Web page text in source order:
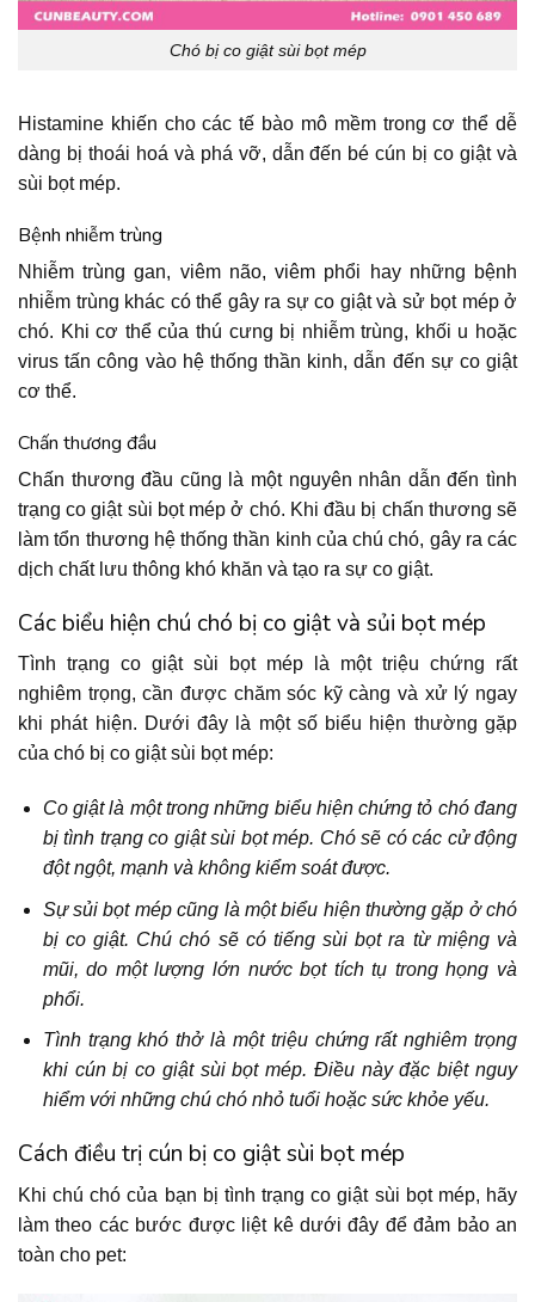
Chó bị co giật sùi bọt mép
Histamine khiến cho các tế bào mô mềm trong cơ thể dễ
dàng bị thoái hoá và phá vỡ, dẫn đến bé cún bị co giật và
sùi bọt mép.
Bệnh nhiễm trùng
Nhiễm trùng gan, viêm não, viêm phổi hay những bệnh
nhiễm trùng khác có thể gây ra sự co giật và sử bọt mép ở
chó. Khi cơ thể của thú cưng bị nhiễm trùng, khối u hoặc
virus tấn công vào hệ thống thần kinh, dẫn đến sự co giật
cơ thể.
Chấn thương đầu
Chấn thương đầu cũng là một nguyên nhân dẫn đến tình
trạng co giật sùi bọt mép ở chó. Khi đầu bị chấn thương sẽ
làm tổn thương hệ thống thần kinh của chú chó, gây ra các
dịch chất lưu thông khó khăn và tạo ra sự co giật.
Các biểu hiện chú chó bị co giật và sủi bọt mép
Tình trạng co giật sùi bọt mép là một triệu chứng rất
nghiêm trọng, cần được chăm sóc kỹ càng và xử lý ngay
khi phát hiện. Dưới đây là một số biểu hiện thường gặp
của chó bị co giật sùi bọt mép:
Co giật là một trong những biểu hiện chứng tỏ chó đang
bị tình trạng co giật sùi bọt mép. Chó sẽ có các cử động
đột ngột, mạnh và không kiểm soát được.
Sự sủi bọt mép cũng là một biểu hiện thường gặp ở chó
bị co giật. Chú chó sẽ có tiếng sùi bọt ra từ miệng và
mũi, do một lượng lớn nước bọt tích tụ trong họng và
phổi.
Tình trạng khó thở là một triệu chứng rất nghiêm trọng
khi cún bị co giật sùi bọt mép. Điều này đặc biệt nguy
hiểm với những chú chó nhỏ tuổi hoặc sức khỏe yếu.
Cách điều trị cún bị co giật sùi bọt mép
Khi chú chó của bạn bị tình trạng co giật sùi bọt mép, hãy
làm theo các bước được liệt kê dưới đây để đảm bảo an
toàn cho pet: